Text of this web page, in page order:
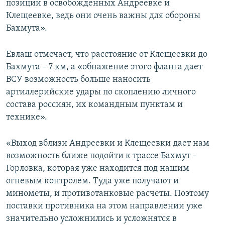
позиции в освобожденных Андреевке и
Клещеевке, ведь они очень важны для обороны
Бахмута».
Евлаш отмечает, что расстояние от Клещеевки до
Бахмута – 7 км, а «обнажение этого фланга дает
ВСУ возможность больше наносить
артиллерийские удары по скоплению личного
состава россиян, их командным пунктам и
технике».
«Выход вблизи Андреевки и Клещеевки дает нам
возможность ближе подойти к трассе Бахмут –
Горловка, которая уже находится под нашим
огневым контролем. Туда уже получают и
минометы, и противотанковые расчеты. Поэтому
поставки противника на этом направлении уже
значительно усложнились и усложнятся в